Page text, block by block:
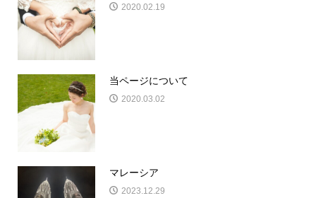
2020.02.19
当ページについて
2020.03.02
マレーシア
2023.12.29